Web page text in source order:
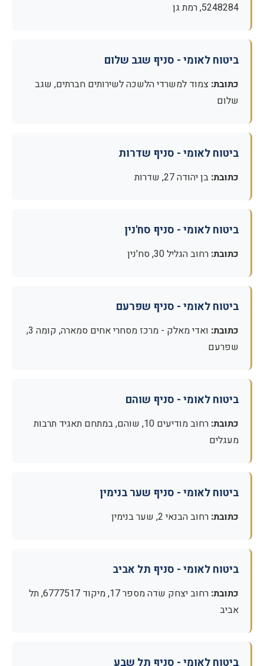
5248284, רמת גן
ביטוח לאומי - סניף שגב שלום
כתובת: צמוד למשרדי הלשכה לשירותים חברתים, שגב
שלום
ביטוח לאומי - סניף שדרות
כתובת: בן יהודה 27, שדרות
ביטוח לאומי - סניף סח'נין
כתובת: רחוב הגליל 30, סח'נין
ביטוח לאומי - סניף שפרעם
כתובת:
ואדי מאלק - מרכז מסחרי אחים סמארה, קומה 3,
שפרעם
ביטוח לאומי - סניף שוהם
כתובת:
רחוב מודיעים 10, שוהם, במתחם תאגיד תרבות
מעגלים
ביטוח לאומי - סניף שער בנימין
כתובת: רחוב הבנאי 2, שער בנימין
ביטוח לאומי - סניף תל אביב
כתובת:
רחוב יצחק שדה מספר 17, מיקוד 6777517, תל
אביב
ביטוח לאומי - סניף תל שבע